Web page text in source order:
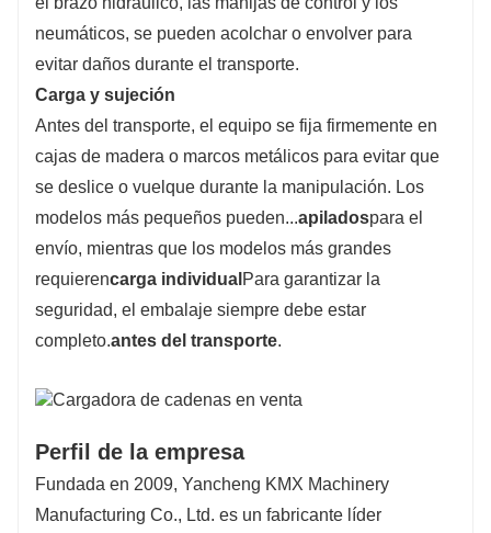
neumáticos, se pueden acolchar o envolver para
evitar daños durante el transporte.
Carga y sujeción
Antes del transporte, el equipo se fija firmemente en
cajas de madera o marcos metálicos para evitar que
se deslice o vuelque durante la manipulación. Los
modelos más pequeños pueden...apiladospara el
envío, mientras que los modelos más grandes
requierencarga individual Para garantizar la
seguridad, el embalaje siempre debe estar
completo.antes del transporte.
Perfil de la empresa
Fundada en 2009, Yancheng KMX Machinery
Manufacturing Co., Ltd. es un fabricante líder